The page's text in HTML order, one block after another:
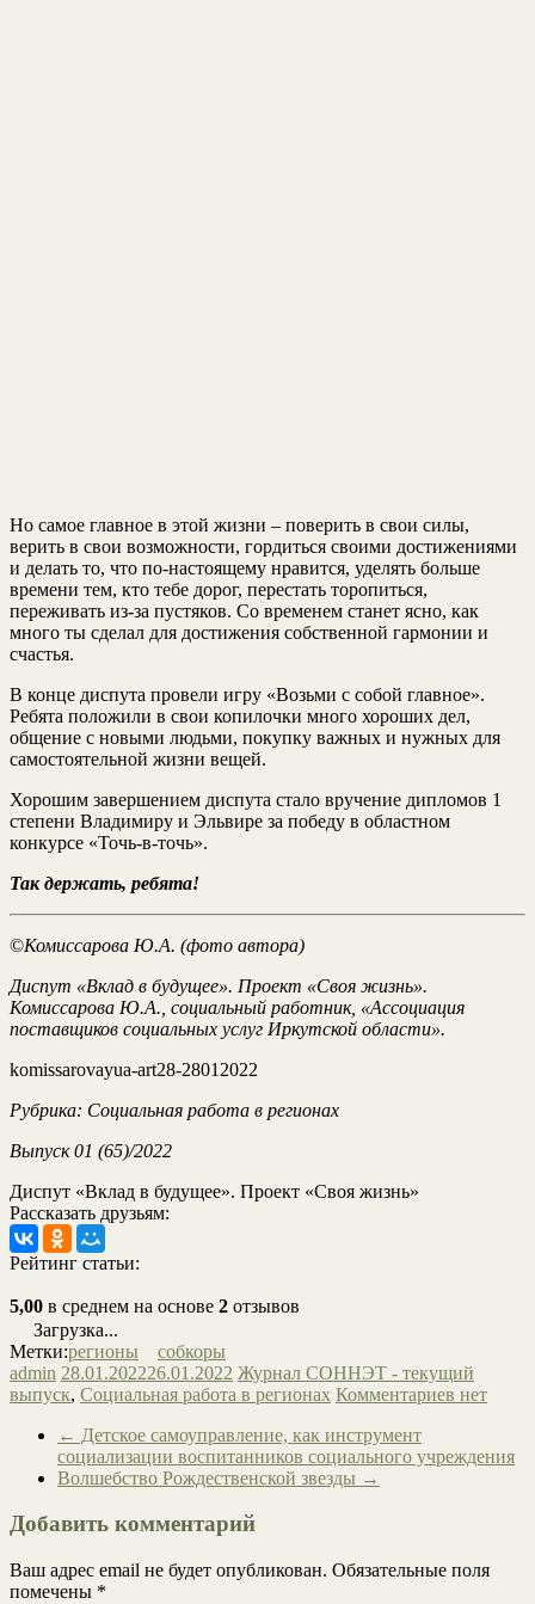
Но самое главное в этой жизни – поверить в свои силы,
верить в свои возможности, гордиться своими достижениями
и делать то, что по-настоящему нравится, уделять больше
времени тем, кто тебе дорог, перестать торопиться,
переживать из-за пустяков. Со временем станет ясно, как
много ты сделал для достижения собственной гармонии и
счастья.
В конце диспута провели игру «Возьми с собой главное».
Ребята положили в свои копилочки много хороших дел,
общение с новыми людьми, покупку важных и нужных для
самостоятельной жизни вещей.
Хорошим завершением диспута стало вручение дипломов 1
степени Владимиру и Эльвире за победу в областном
конкурсе «Точь-в-точь».
Так держать, ребята!
©Комиссарова Ю.А. (фото автора)
Диспут «Вклад в будущее». Проект «Своя жизнь».
Комиссарова Ю.А., социальный работник, «Ассоциация
поставщиков социальных услуг Иркутской области».
komissarovayua-art28-28012022
Рубрика: Социальная работа в регионах
Выпуск 01 (65)/2022
Диспут «Вклад в будущее». Проект «Своя жизнь»
Рассказать друзьям:
Рейтинг статьи:
5,00 в среднем на основе 2 отзывов
Загрузка...
Метки:регионы
собкоры
admin 28.01.202226.01.2022 Журнал СОННЭТ - текущий
выпуск, Социальная работа в регионах Комментариев нет
← Детское самоуправление, как инструмент
социализации воспитанников социального учреждения
Волшебство Рождественской звезды →
Добавить комментарий
Ваш адрес email не будет опубликован. Обязательные поля
помечены *